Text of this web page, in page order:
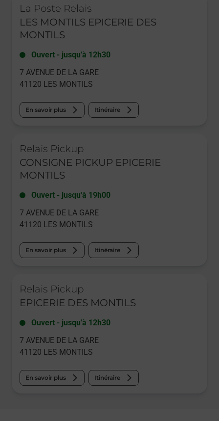
La Poste Relais
LES MONTILS EPICERIE DES
MONTILS
Ouvert - jusqu'à 12h30
7 AVENUE DE LA GARE
41120 LES MONTILS
En savoir plus Itinéraire
Relais Pickup
CONSIGNE PICKUP EPICERIE
MONTILS
Ouvert - jusqu'à 19h00
7 AVENUE DE LA GARE
41120 LES MONTILS
En savoir plus Itinéraire
Relais Pickup
EPICERIE DES MONTILS
Ouvert - jusqu'à 12h30
7 AVENUE DE LA GARE
41120 LES MONTILS
En savoir plus Itinéraire